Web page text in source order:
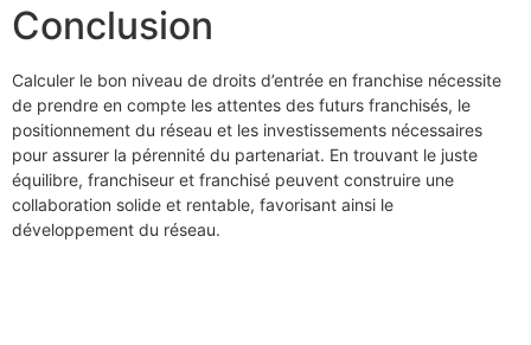
Conclusion
Calculer le bon niveau de droits d’entrée en franchise nécessite
de prendre en compte les attentes des futurs franchisés, le
positionnement du réseau et les investissements nécessaires
pour assurer la pérennité du partenariat. En trouvant le juste
équilibre, franchiseur et franchisé peuvent construire une
collaboration solide et rentable, favorisant ainsi le
développement du réseau.